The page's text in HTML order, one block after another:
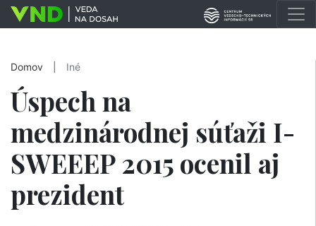
Domov Iné
Úspech na
medzinárodnej súťaži I-
SWEEEP 2015 ocenil aj
prezident